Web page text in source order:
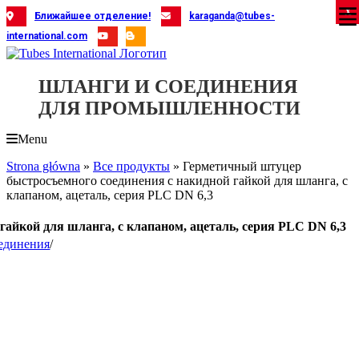
Skip
to
content
Ближайшее отделение!
karaganda@tubes-
international.com
ШЛАНГИ И СОЕДИНЕНИЯ
ДЛЯ ПРОМЫШЛЕННОСТИ
Menu
Strona główna » Все продукты » Герметичный штуцер
быстросъемного соединения с накидной гайкой для шланга, с
клапаном, ацеталь, серия PLC DN 6,3
для шланга, с клапаном, ацеталь, серия PLC DN 6,3
/
X
X
X
X
X
X
X
X
X
X
X
X
X
X
X
X
X
X
X